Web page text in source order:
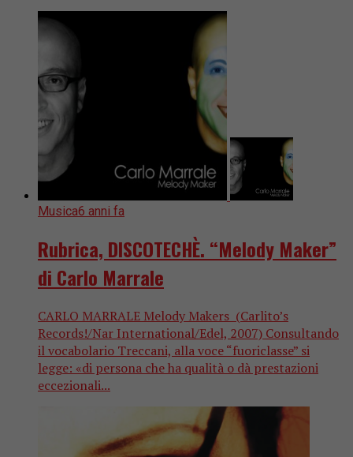
Musica6 anni fa
Rubrica, DISCOTECHÈ. “Melody Maker”
di Carlo Marrale
CARLO MARRALE Melody Makers (Carlito’s
Records!/Nar International/Edel, 2007) Consultando
il vocabolario Treccani, alla voce “fuoriclasse” si
legge: «di persona che ha qualità o dà prestazioni
eccezionali...